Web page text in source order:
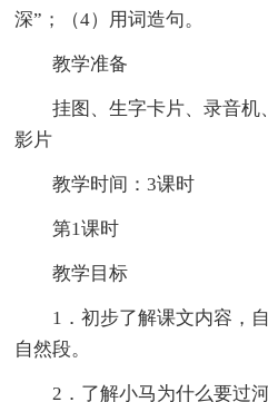
深”；（4）用词造句。
教学准备
挂图、生字卡片、录音
影片
教学时间：3课时
第1课时
教学目标
1．初步了解课文内容，
自然段。
2．了解小马为什么要过